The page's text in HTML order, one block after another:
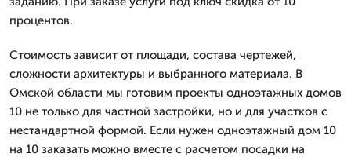
процентов.
Стоимость зависит от площади, состава чертежей,
сложности архитектуры и выбранного материала. В
Омской области мы готовим проекты одноэтажных домов
10 не только для частной застройки, но и для участков с
нестандартной формой. Если нужен одноэтажный дом 10
на 10 заказать можно вместе с расчетом посадки на